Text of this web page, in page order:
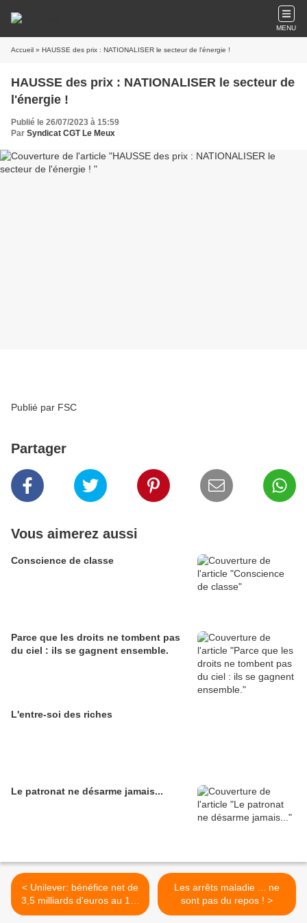
MENU
Accueil » HAUSSE des prix : NATIONALISER le secteur de l'énergie !
HAUSSE des prix : NATIONALISER le secteur de
l'énergie !
Publié le 26/07/2023 à 15:59
Par Syndicat CGT Le Meux
Publié par FSC
Partager
Vous aimerez aussi
Conscience de classe
Parce que les droits ne tombent pas
du ciel : ils se gagnent ensemble.
L'entre-soi des riches
Le patronat ne désarme jamais...
< Unilever: bénéfice net de
3,5 milliards d'euros au 1er
semestre
Les arrêts maladie ... ne
sont pas du repos ! >